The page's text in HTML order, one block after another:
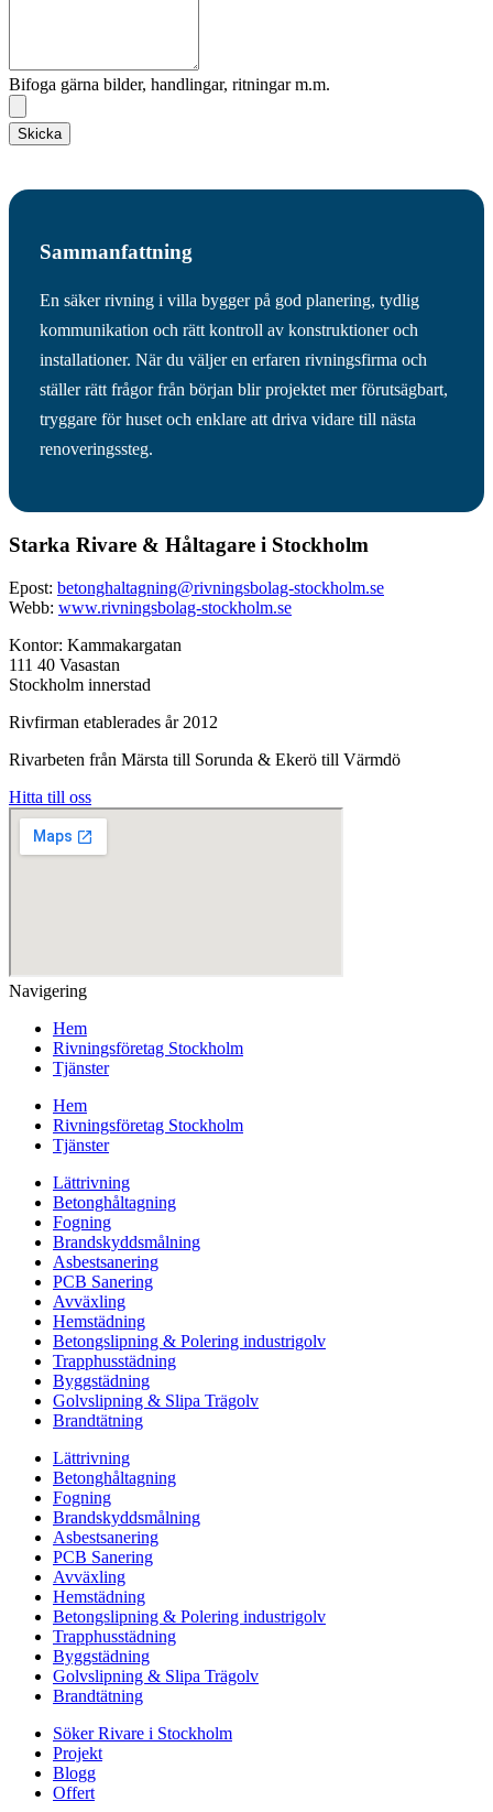
Bifoga gärna bilder, handlingar, ritningar m.m.
Skicka
Sammanfattning
En säker rivning i villa bygger på god planering, tydlig
kommunikation och rätt kontroll av konstruktioner och
installationer. När du väljer en erfaren rivningsfirma och
ställer rätt frågor från början blir projektet mer förutsägbart,
tryggare för huset och enklare att driva vidare till nästa
renoveringssteg.
Starka Rivare & Håltagare i Stockholm
Epost: betonghaltagning@rivningsbolag-stockholm.se
Webb: www.rivningsbolag-stockholm.se
Kontor: Kammakargatan
111 40 Vasastan
Stockholm innerstad
Rivfirman etablerades år 2012
Rivarbeten från Märsta till Sorunda & Ekerö till Värmdö
Hitta till oss
Navigering
Hem
Rivningsföretag Stockholm
Tjänster
Hem
Rivningsföretag Stockholm
Tjänster
Lättrivning
Betonghåltagning
Fogning
Brandskyddsmålning
Asbestsanering
PCB Sanering
Avväxling
Hemstädning
Betongslipning & Polering industrigolv
Trapphusstädning
Byggstädning
Golvslipning & Slipa Trägolv
Brandtätning
Lättrivning
Betonghåltagning
Fogning
Brandskyddsmålning
Asbestsanering
PCB Sanering
Avväxling
Hemstädning
Betongslipning & Polering industrigolv
Trapphusstädning
Byggstädning
Golvslipning & Slipa Trägolv
Brandtätning
Söker Rivare i Stockholm
Projekt
Blogg
Offert